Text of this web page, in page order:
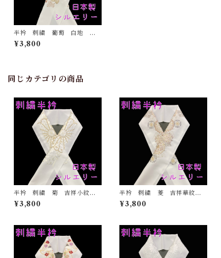
半衿 刺繍 葡萄 白地 シ
ルエリー 新合繊 日本製
刺繍衿 和装小物 着物 成
¥3,800
同じカテゴリの商品
半衿 刺繍 菊 吉祥小紋
金 白地 シルエリー 新合
繊 日本製 刺繍衿 和装小
¥3,800
半衿 刺繍 菱 吉祥華紋
白地 シルエリー 新合繊
日本製 刺繍衿 和装小物
¥3,800